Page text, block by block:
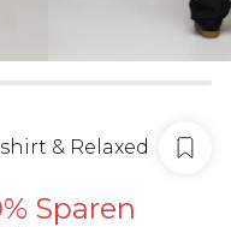
& Relaxed
Sparen